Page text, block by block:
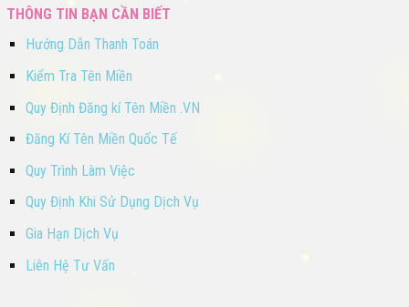
THÔNG TIN BẠN CẦN BIẾT
Hướng Dẫn Thanh Toán
Kiểm Tra Tên Miền
Quy Định Đăng kí Tên Miền .VN
Đăng Kí Tên Miền Quốc Tế
Quy Trình Làm Việc
Quy Định Khi Sử Dụng Dịch Vụ
Gia Hạn Dịch Vụ
Liên Hệ Tư Vấn